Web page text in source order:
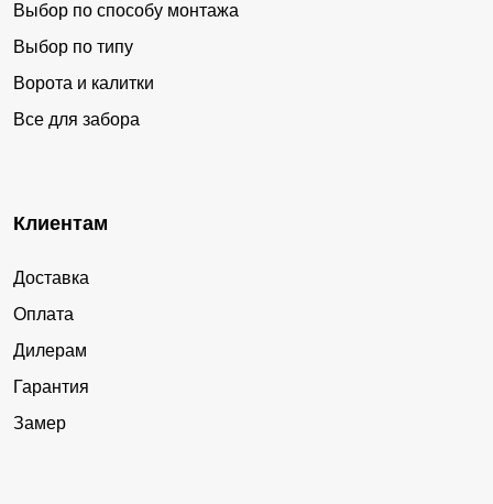
Выбор по способу монтажа
Выбор по типу
Ворота и калитки
Все для забора
Клиентам
Доставка
Оплата
Дилерам
Гарантия
Замер